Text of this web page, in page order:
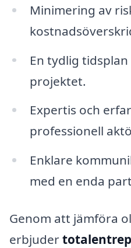
Minimering av
En tydlig
projektet.
Expertis och
professionell
Enklare
med en enda
Genom att jämföra
erbjuder